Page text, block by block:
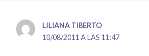
LILIANA TIBERTO
10/08/2011 A LAS 11:47